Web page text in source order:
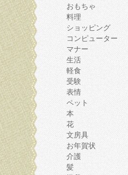
おもちゃ
料理
ショッピング
コンピューター
マナー
生活
軽食
受験
表情
ペット
本
花
文房具
お年賀状
介護
髪